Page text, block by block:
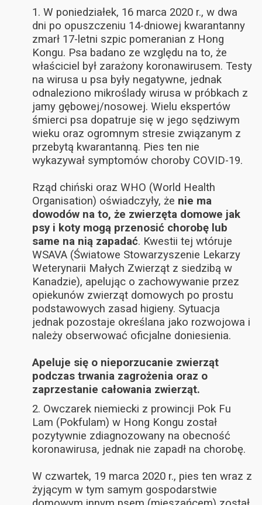
1. W poniedziałek, 16 marca 2020 r., w dwa
dni po opuszczeniu 14-dniowej kwarantanny
zmarł 17-letni szpic pomeranian z Hong
Kongu. Psa badano ze względu na to, że
właściciel był zarażony koronawirusem. Testy
na wirusa u psa były negatywne, jednak
odnaleziono mikroślady wirusa w próbkach z
jamy gębowej/nosowej. Wielu ekspertów
śmierci psa dopatruje się w jego sędziwym
wieku oraz ogromnym stresie związanym z
przebytą kwarantanną. Pies ten nie
wykazywał symptomów choroby COVID-19.
Rząd chiński oraz WHO (World Health
Organisation) oświadczyły, że nie ma
dowodów na to, że zwierzęta domowe jak
psy i koty mogą przenosić chorobę lub
same na nią zapadać. Kwestii tej wtóruje
WSAVA (Światowe Stowarzyszenie Lekarzy
Weterynarii Małych Zwierząt z siedzibą w
Kanadzie), apelując o zachowywanie przez
opiekunów zwierząt domowych po prostu
podstawowych zasad higieny. Sytuacja
jednak pozostaje określana jako rozwojowa i
należy obserwować oficjalne doniesienia.
Apeluje się o nieporzucanie zwierząt
podczas trwania zagrożenia oraz o
zaprzestanie całowania zwierząt.
2. Owczarek niemiecki z prowincji Pok Fu
Lam (Pokfulam) w Hong Kongu został
pozytywnie zdiagnozowany na obecność
koronawirusa, jednak nie zapadł na chorobę.
W czwartek, 19 marca 2020 r., pies ten wraz z
żyjącym w tym samym gospodarstwie